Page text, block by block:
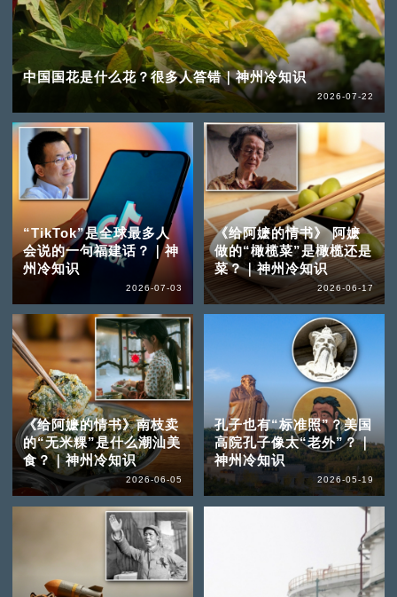
中国国花是什么花？很多人答错｜神州冷知识
2026-07-22
“TikTok”是全球最多人
会说的一句福建话？｜神
州冷知识
2026-07-03
《给阿嬷的情书》 阿嬷
做的“橄榄菜”是橄榄还是
菜？｜神州冷知识
2026-06-17
《给阿嬷的情书》南枝卖
的“无米粿”是什么潮汕美
食？｜神州冷知识
2026-06-05
孔子也有“标准照”？美国
高院孔子像太“老外”？｜
神州冷知识
2026-05-19